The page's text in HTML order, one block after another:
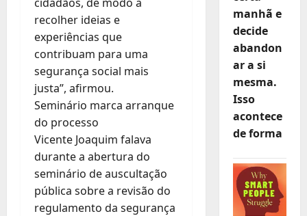
recolher ideias e
experiências que
contribuam para uma
segurança social mais
justa”, afirmou.
Seminário marca arranque
do processo
Vicente Joaquim falava
durante a abertura do
seminário de auscultação
pública sobre a revisão do
regulamento da segurança
manhã e
decide
abandon
ar a si
mesma.
Isso
acontece
de forma